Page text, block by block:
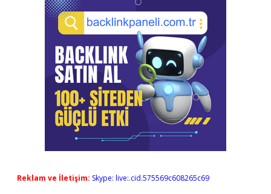
Reklam ve İletişim: Skype: live:.cid.575569c608265c69